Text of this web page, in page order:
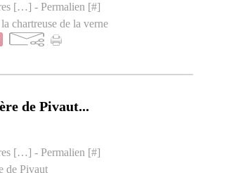
[…] - Permalien [#]
la chartreuse de la verne
de Pivaut...
[…] - Permalien [#]
de Pivaut